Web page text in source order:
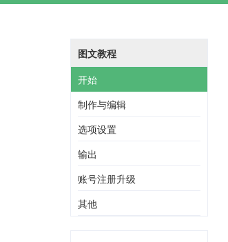
图文教程
开始
制作与编辑
选项设置
输出
账号注册升级
其他